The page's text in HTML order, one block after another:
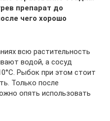
препарат до
чего хорошо
всю растительность
водой, а сосуд
Рыбок при этом стоит
Только после
опять использовать